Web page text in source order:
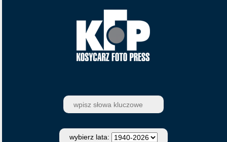
wybierz lata: